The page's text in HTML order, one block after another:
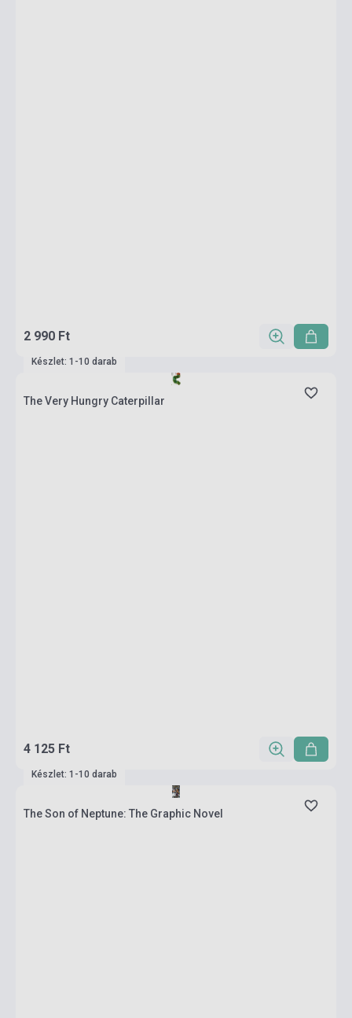
2 990 Ft
Készlet: 1-10 darab
The Very Hungry Caterpillar
4 125 Ft
Készlet: 1-10 darab
The Son of Neptune: The Graphic Novel